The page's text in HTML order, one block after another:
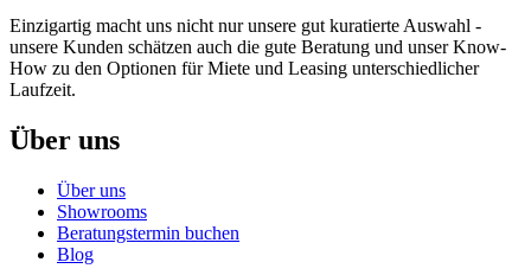
Einzigartig macht uns nicht nur unsere gut kuratierte Auswahl -
unsere Kunden schätzen auch die gute Beratung und unser Know-
How zu den Optionen für Miete und Leasing unterschiedlicher
Laufzeit.
Über uns
Über uns
Showrooms
Beratungstermin buchen
Blog